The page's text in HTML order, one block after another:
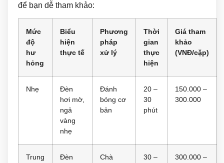
để bạn dễ tham khảo:
Mức
độ
hư
hỏng
Biểu
hiện
thực tế
Phương
pháp
xử lý
Thời
gian
thực
hiện
Giá tham
khảo
(VNĐ/cặp)
Nhẹ
Đèn
hơi mờ,
ngả
vàng
nhẹ
Đánh
bóng cơ
bản
20 –
30
phút
150.000 –
300.000
Trung
Đèn
Chà
30 –
300.000 –